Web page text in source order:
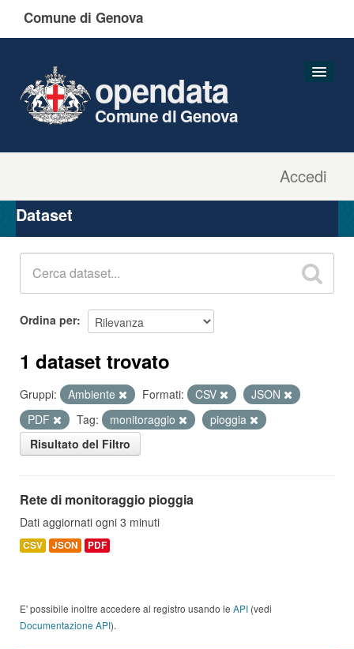
Comune di Genova
Accedi
opendata
Comune di Genova
Organizzazioni
Gruppi
Dataset
Ordina per
1 dataset trovato
Gruppi: Ambiente Formati: CSV
JSON
PDF
Tag: monitoraggio
pioggia
Risultato del Filtro
Rete di monitoraggio pioggia
Dati aggiornati ogni 3 minuti
CSV JSON PDF
E' possibile inoltre accedere al registro usando le API (vedi
Documentazione API).